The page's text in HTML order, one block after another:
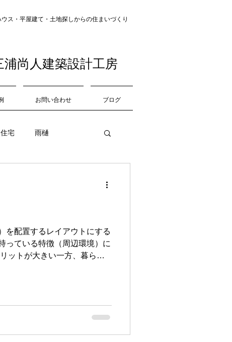
ス・平屋建て・土地探し​​からの住まいづくり
浦尚人建築設計工房
お問い合わせ ブログ
宅 雨樋
を配置するレイアウトにする
っている特徴（周辺環境）に
ットが大きい一方、暮らし